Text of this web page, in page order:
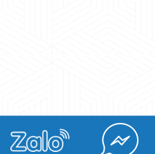
Nhãn Mác Trung Anh